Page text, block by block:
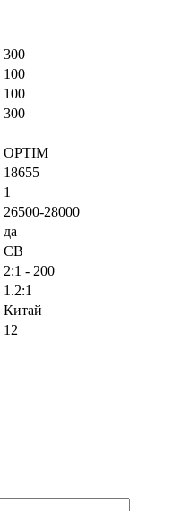
300
100
100
300
OPTIM
18655
1
26500-28000
да
СВ
2:1 - 200
1.2:1
Китай
12